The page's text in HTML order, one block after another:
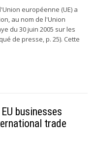
européenne (UE) a
au nom de l'Union
du 30 juin 2005 sur les
de presse, p. 25). Cette
businesses
trade